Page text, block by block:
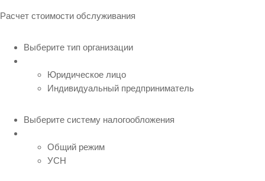
Расчет стоимости обслуживания
Выберите тип организации
Юридическое лицо
Индивидуальный предприниматель
Выберите систему налогообложения
Общий режим
УСН